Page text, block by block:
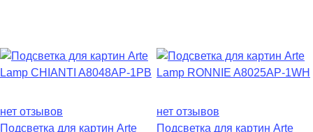
нет отзывов
Подсветка для картин Arte
нет отзывов
Подсветка для картин Arte